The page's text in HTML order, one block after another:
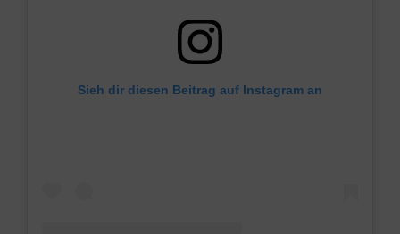
Sieh dir diesen Beitrag auf Instagram an